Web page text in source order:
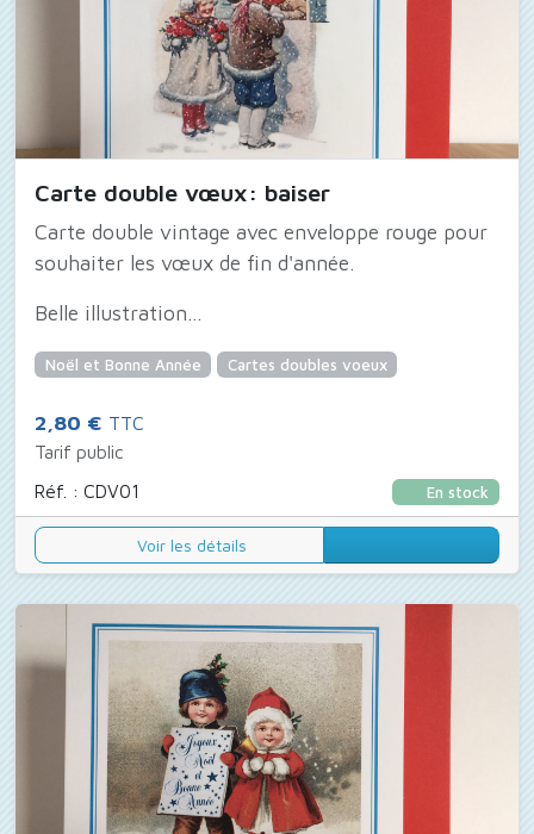
Carte double vœux: baiser
Carte double vintage avec enveloppe rouge pour
souhaiter les vœux de fin d'année.
Belle illustration...
Noël et Bonne Année Cartes doubles voeux
2,80 € TTC
Tarif public
En stock
Réf. : CDV01
Voir les détails